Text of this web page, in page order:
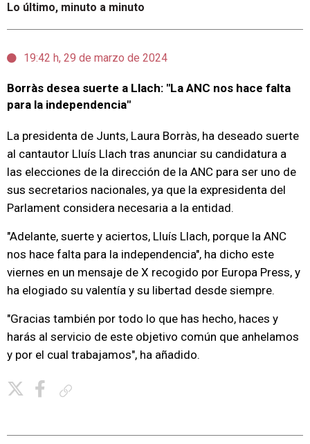
Lo último, minuto a minuto
19:42 h, 29 de marzo de 2024
Borràs desea suerte a Llach: "La ANC nos hace falta
para la independencia"
La presidenta de Junts, Laura Borràs, ha deseado suerte
al cantautor Lluís Llach tras anunciar su candidatura a
las elecciones de la dirección de la ANC para ser uno de
sus secretarios nacionales, ya que la expresidenta del
Parlament considera necesaria a la entidad.
"Adelante, suerte y aciertos, Lluís Llach, porque la ANC
nos hace falta para la independencia", ha dicho este
viernes en un mensaje de X recogido por Europa Press, y
ha elogiado su valentía y su libertad desde siempre.
"Gracias también por todo lo que has hecho, haces y
harás al servicio de este objetivo común que anhelamos
y por el cual trabajamos", ha añadido.